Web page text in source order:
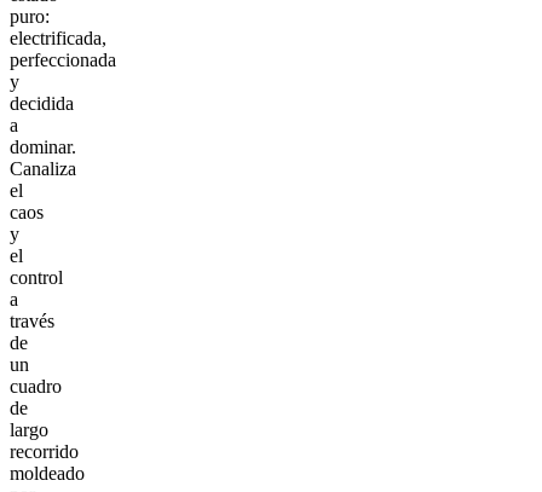
puro:
electrificada,
perfeccionada
y
decidida
a
dominar.
Canaliza
el
caos
y
el
control
a
través
de
un
cuadro
de
largo
recorrido
moldeado